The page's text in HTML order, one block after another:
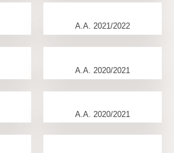
A.A. 2021/2022
A.A. 2020/2021
A.A. 2020/2021